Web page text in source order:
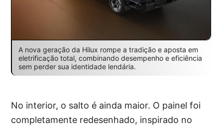
A nova geração da Hilux rompe a tradição e aposta em
eletrificação total, combinando desempenho e eficiência
sem perder sua identidade lendária.
No interior, o salto é ainda maior. O painel foi
completamente redesenhado, inspirado no